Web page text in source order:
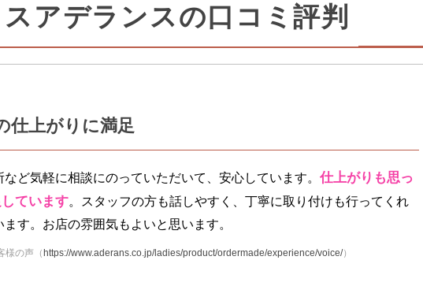
アデランスの口コミ評判
仕上がりに満足
ど気軽に相談にのっていただいて、安心しています。 仕上がりも思っ
ています。スタッフの方も話しやすく、丁寧に取り付けも行ってくれ
す。お店の雰囲気もよいと思います。
様の声（ https://www.aderans.co.jp/ladies/product/ordermade/experience/voice/）